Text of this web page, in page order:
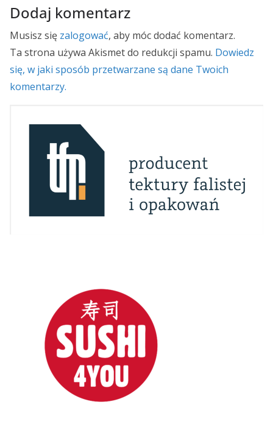
Dodaj komentarz
Musisz się zalogować, aby móc dodać komentarz.
Ta strona używa Akismet do redukcji spamu. Dowiedz
się, w jaki sposób przetwarzane są dane Twoich
komentarzy.